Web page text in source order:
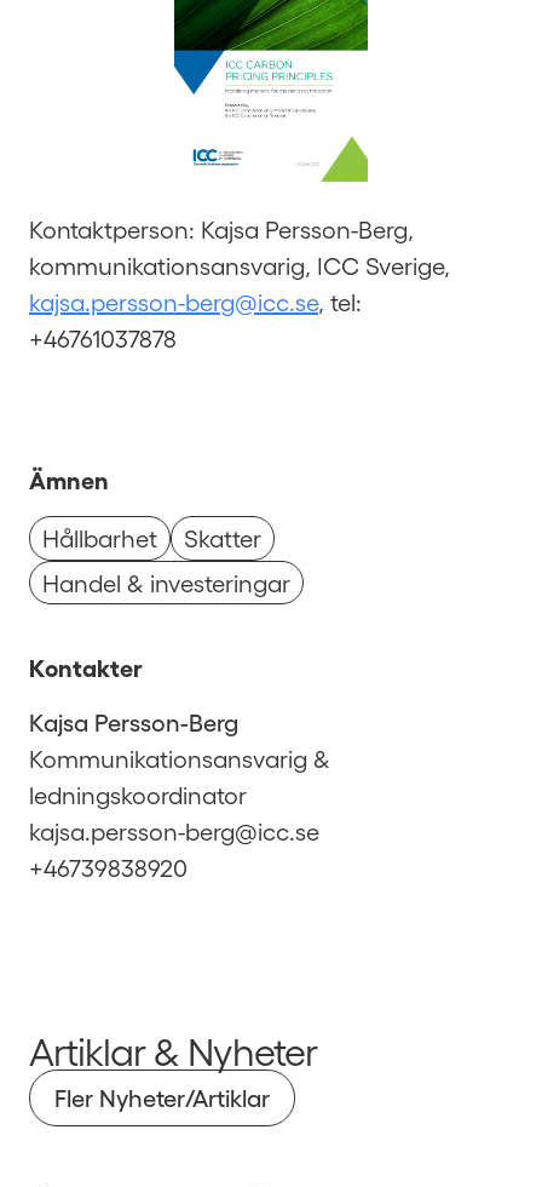
Kontaktperson: Kajsa Persson-Berg,
kommunikationsansvarig, ICC Sverige,
kajsa.persson-berg@icc.se, tel:
+46761037878
Ämnen
Hållbarhet
Skatter
Handel & investeringar
Kontakter
Kajsa Persson-Berg
Kommunikationsansvarig &
ledningskoordinator
kajsa.persson-berg@icc.se
+46739838920
Artiklar & Nyheter
Fler Nyheter/Artiklar